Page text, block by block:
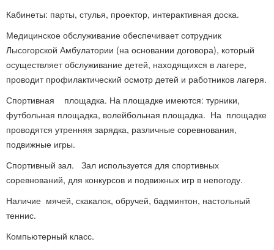
Кабинеты: парты, стулья, проектор, интерактивная доска.
Медицинское обслуживание обеспечивает сотрудник
Лысогорской Амбулатории (на основании договора), который
осуществляет обслуживание детей, находящихся в лагере,
проводит профилактический осмотр детей и работников лагеря.
Спортивная площадка. На площадке имеются: турники,
футбольная площадка, волейбольная площадка. На площадке
проводятся утренняя зарядка, различные соревнования,
подвижные игры.
Спортивный зал. Зал используется для спортивных
соревнований, для конкурсов и подвижных игр в непогоду.
Наличие мячей, скакалок, обручей, бадминтон, настольный
теннис.
Компьютерный класс.